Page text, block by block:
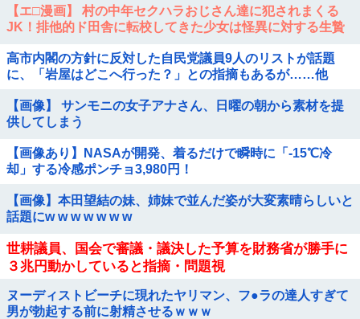
【エ□漫画】 村の中年セクハラおじさん達に犯されまくる
JK！排他的ド田舎に転校してきた少女は怪異に対する生贄
高市内閣の方針に反対した自民党議員9人のリストが話題
に、「岩屋はどこへ行った？」との指摘もあるが……他
【画像】 サンモニの女子アナさん、日曜の朝から素材を提
供してしまう
【画像あり】NASAが開発、着るだけで瞬時に「-15℃冷
却」する冷感ポンチョ3,980円！
【画像】本田望結の妹、姉妹で並んだ姿が大変素晴らしいと
話題にw w w w w w w
世耕議員、国会で審議・議決した予算を財務省が勝手に
３兆円動かしていると指摘・問題視
ヌーディストビーチに現れたヤリマン、フ●ラの達人すぎて
男が勃起する前に射精させるｗｗｗ